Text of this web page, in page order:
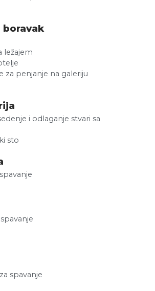
boravak
ležajem
za penjanje na galeriju
i odlaganje stvari sa
sto
spavanje